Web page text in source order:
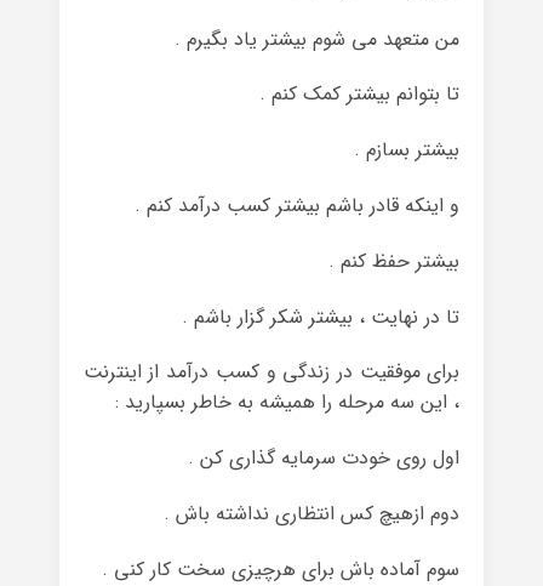
من متعهد می شوم بیشتر یاد بگیرم .
تا بتوانم بیشتر کمک کنم .
بیشتر بسازم .
و اینکه قادر باشم بیشتر کسب درآمد کنم .
بیشتر حفظ کنم .
تا در نهایت ، بیشتر شکر گزار باشم .
برای موفقیت در زندگی و کسب درآمد از اینترنت
، این سه مرحله را همیشه به خاطر بسپارید :
اول روی خودت سرمایه گذاری کن .
دوم ازهیچ کس انتظاری نداشته باش .
سوم آماده باش برای هرچیزی سخت کار کنی .